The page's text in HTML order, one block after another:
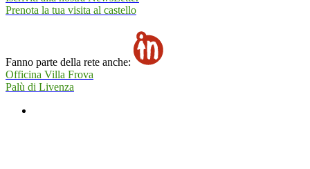
Prenota la tua visita al castello
Fanno parte della rete anche:
Officina Villa Frova
Palù di Livenza